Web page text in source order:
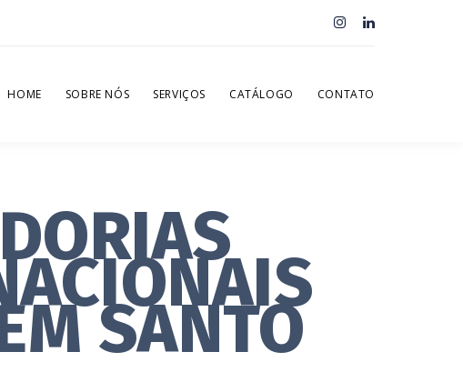
HOME SOBRE NÓS SERVIÇOS CATÁLOGO CONTATO
SANTO